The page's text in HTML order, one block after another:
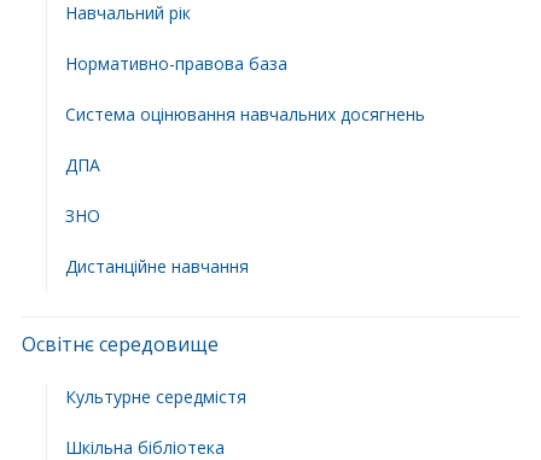
Навчальний рік
Нормативно-правова база
Система оцінювання навчальних досягнень
ДПА
ЗНО
Дистанційне навчання
Освітнє середовище
Культурне середмістя
Шкільна бібліотека